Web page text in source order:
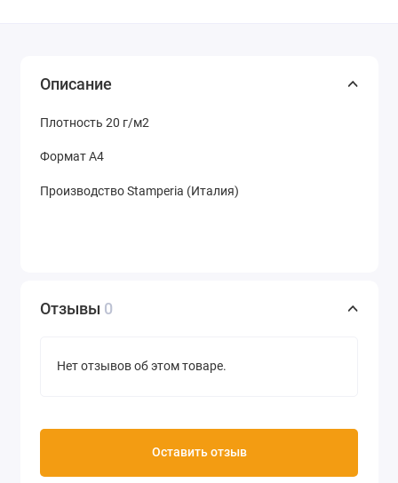
Описание
Плотность 20 г/м2
Формат А4
Производство Stamperia (Италия)
Отзывы 0
Нет отзывов об этом товаре.
Оставить отзыв